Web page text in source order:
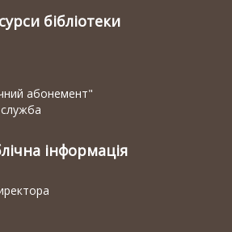
бібліотеки
абонемент"
інформація